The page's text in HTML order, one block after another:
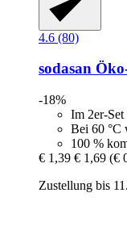
4.6 (80)
sodasan
-18%
Im 2er-Set
Bei 60 °C
100 %
€ 1,39 € 1,69 (€
Zustellung bis